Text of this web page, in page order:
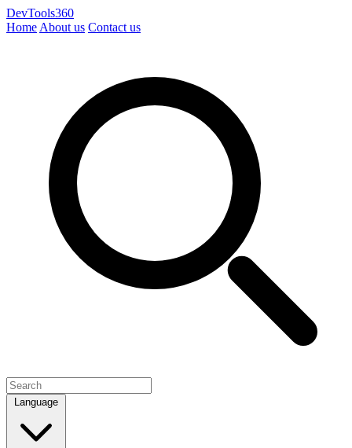
DevTools360
Home About us Contact us
Language